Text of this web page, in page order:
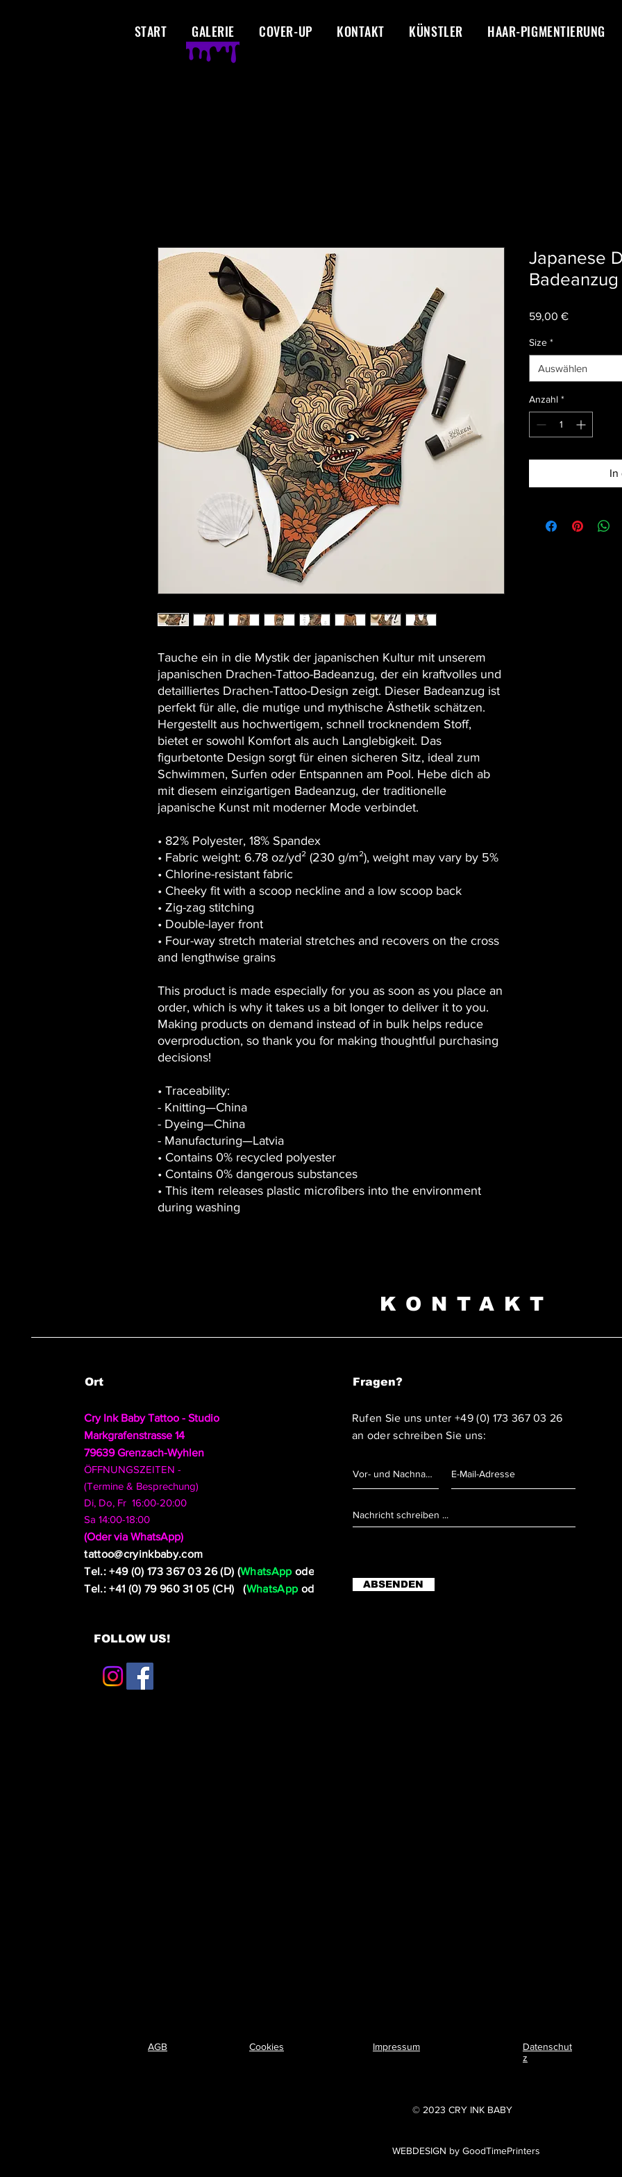
START GALERIE COVER-UP KONTAKT KÜNSTLER HAAR-PIGMENTIERUNG
Tauche ein in die Mystik der japanischen Kultur mit unserem
japanischen Drachen-Tattoo-Badeanzug, der ein kraftvolles und
detailliertes Drachen-Tattoo-Design zeigt. Dieser Badeanzug ist
perfekt für alle, die mutige und mythische Ästhetik schätzen.
Hergestellt aus hochwertigem, schnell trocknendem Stoff,
bietet er sowohl Komfort als auch Langlebigkeit. Das
figurbetonte Design sorgt für einen sicheren Sitz, ideal zum
Schwimmen, Surfen oder Entspannen am Pool. Hebe dich ab
mit diesem einzigartigen Badeanzug, der traditionelle
japanische Kunst mit moderner Mode verbindet.
• 82% Polyester, 18% Spandex
• Fabric weight: 6.78 oz/yd² (230 g/m²), weight may vary by 5%
• Chlorine-resistant fabric
• Cheeky fit with a scoop neckline and a low scoop back
• Zig-zag stitching
• Double-layer front
• Four-way stretch material stretches and recovers on the cross
and lengthwise grains
This product is made especially for you as soon as you place an
order, which is why it takes us a bit longer to deliver it to you.
Making products on demand instead of in bulk helps reduce
overproduction, so thank you for making thoughtful purchasing
decisions!
• Traceability:
- Knitting—China
- Dyeing—China
- Manufacturing—Latvia
• Contains 0% recycled polyester
• Contains 0% dangerous substances
• This item releases plastic microfibers into the environment
during washing
Japanese
Badeanzug
59,00 €Preis
Size *
Auswählen
Anzahl *
In
KONTAKT
Ort
Cry Ink Baby Tattoo - Studio
Markgrafenstrasse 14
79639 Grenzach-Wyhlen
ÖFFNUNGSZEITEN -
(Termine & Besprechung)
Di, Do, Fr 16:00-20:00
Sa 14:00-18:00
​(Oder via WhatsApp)
tattoo@cryinkbaby.com
Tel.: +49 (0) 173 367 03 26 (D) (WhatsApp oder Anruf)
Tel.: +41 (0) 79 960 31 05 (CH) (WhatsApp oder Anruf)
FOLLOW US!
Fragen?
Rufen Sie uns unter+49 (0) 173 367 03 26
an oder schreiben Sie uns:
ABSENDEN
AGB Cookies Impressum
Datenschut
z
© 2023 CRY INK BABY
WEBDESIGN by GoodTimePrinters